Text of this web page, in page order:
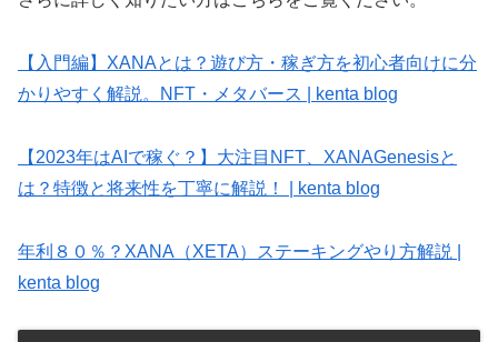
【入門編】XANAとは？遊び方・稼ぎ方を初心者向けに分
かりやすく解説。NFT・メタバース | kenta blog
【2023年はAIで稼ぐ？】大注目NFT、XANAGenesisと
は？特徴と将来性を丁寧に解説！ | kenta blog
年利８０％？XANA（XETA）ステーキングやり方解説 |
kenta blog